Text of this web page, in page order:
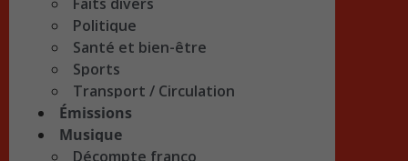
Politique
Santé et bien-être
Sports
Transport / Circulation
Émissions
Musique
Décompte franco